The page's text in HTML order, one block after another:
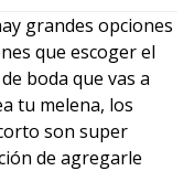
grandes opciones
que escoger el
boda que vas a
tu melena, los
son super
de agregarle